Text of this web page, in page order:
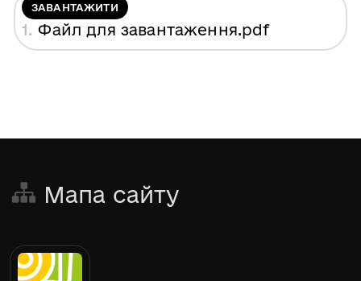
ЗАВАНТАЖИТИ
1. Файл для завантаження.pdf
Мапа сайту